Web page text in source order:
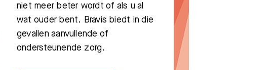
niet meer beter wordt of als u al
wat ouder bent. Bravis biedt in die
gevallen aanvullende of
ondersteunende zorg.